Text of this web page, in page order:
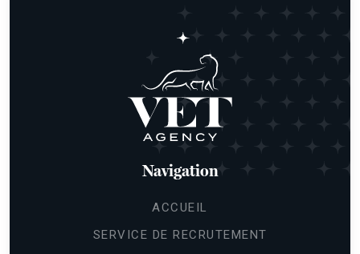
Navigation
ACCUEIL
SERVICE DE RECRUTEMENT